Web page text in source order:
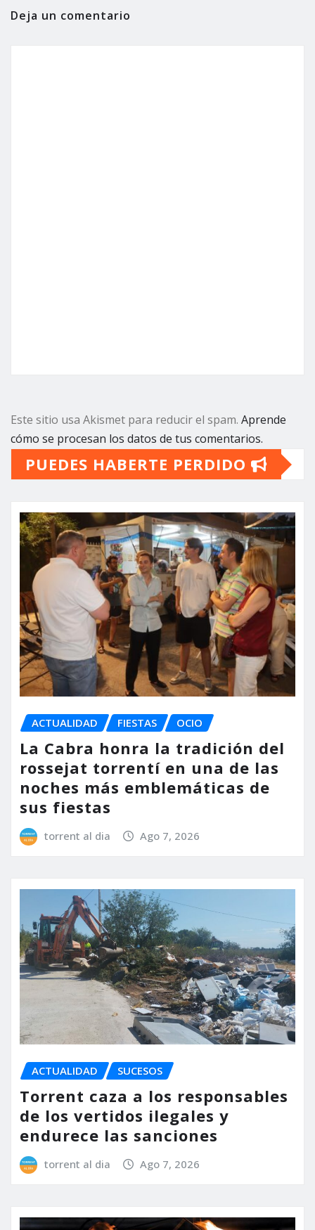
Deja un comentario
Este sitio usa Akismet para reducir el spam. Aprende
cómo se procesan los datos de tus comentarios.
PUEDES HABERTE PERDIDO
ACTUALIDAD FIESTAS OCIO
La Cabra honra la tradición del
rossejat torrentí en una de las
noches más emblemáticas de
sus fiestas
torrent al dia Ago 7, 2026
ACTUALIDAD SUCESOS
Torrent caza a los responsables
de los vertidos ilegales y
endurece las sanciones
torrent al dia Ago 7, 2026